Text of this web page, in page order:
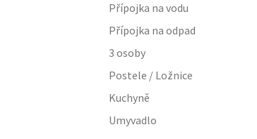
Přípojka na vodu
Přípojka na odpad
3 osoby
Postele / Ložnice
Kuchyně
Umyvadlo